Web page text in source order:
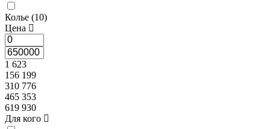
Колье (10)
Цена
1 623
156 199
310 776
465 353
619 930
Для кого